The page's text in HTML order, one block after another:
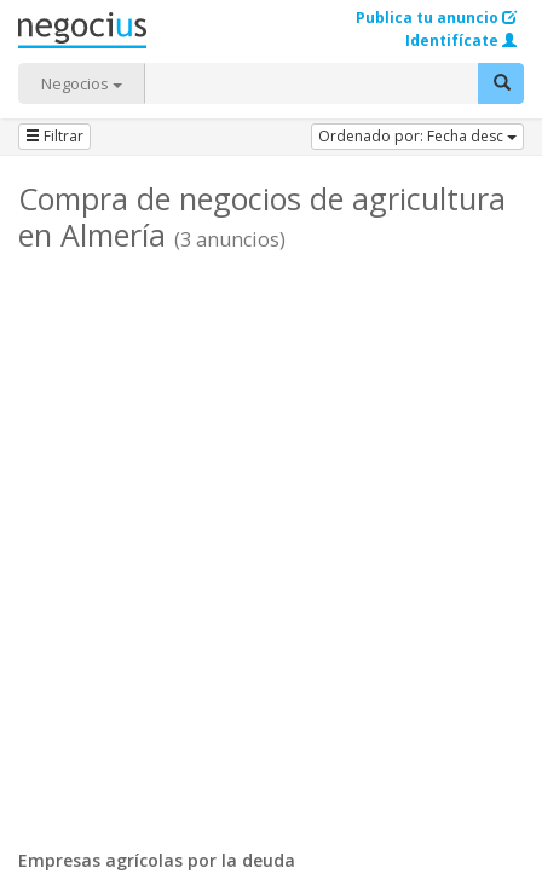
Negocios
Publica tu anuncio
Identifícate
Filtrar Ordenado por: Fecha desc
Compra de negocios de agricultura
en Almería (3 anuncios)
Empresas agrícolas por la deuda